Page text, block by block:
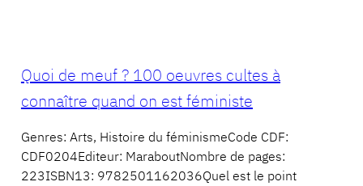
Quoi de meuf ? 100 oeuvres cultes à
connaître quand on est féministe
Genres: Arts, Histoire du féminismeCode CDF:
CDF0204Editeur: MaraboutNombre de pages:
223ISBN13: 9782501162036Quel est le point